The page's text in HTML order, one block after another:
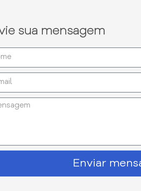
sua mensagem
Enviar